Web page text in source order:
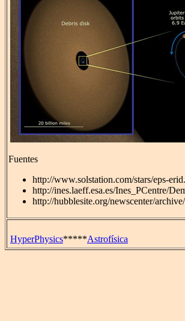
Fuentes
http://www.solstation.com/stars/eps-
http://ines.laeff.esa.es/Ines_PCentre/
http://hubblesite.org/newscenter/
HyperPhysics*****Astrofísica